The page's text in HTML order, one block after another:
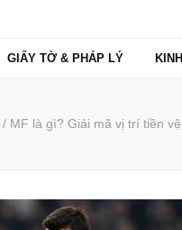
GIẤY TỜ & PHÁP LÝ
/ MF là gì? Giải mã vị trí tiền